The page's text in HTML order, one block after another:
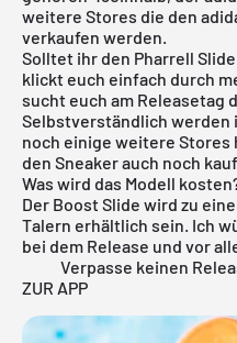
weitere Stores die den
verkaufen werden.
Solltet ihr den Pharrell
klickt euch einfach durch
sucht euch am Releasetag
Selbstverständlich werden
noch einige weitere Stores
den Sneaker auch noch
Was wird das Modell
Der Boost Slide wird zu
Talern erhältlich sein. Ich
bei dem Release und vor
Verpasse keinen
ZUR APP